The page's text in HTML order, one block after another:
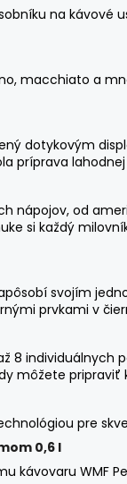
na kávové
macchiato a
dotykovým
príprava
nápojov, od
si každý
svojím
prvkami v
8
môžete pripraviť
pre
0,6 l
kávovaru WMF